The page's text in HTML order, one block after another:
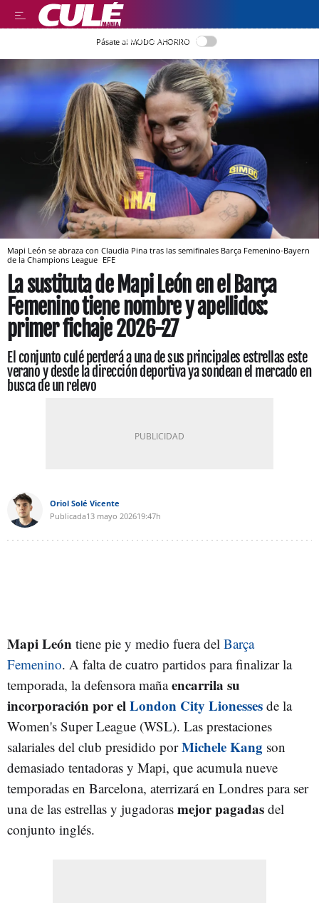
LLEGIR EN CATALÀ
Pásate al MODO AHORRO
Mapi León se abraza con Claudia Pina tras las semifinales Barça Femenino-Bayern
de la Champions League EFE
La sustituta de Mapi León en el Barça
Femenino tiene nombre y apellidos:
primer fichaje 2026-27
El conjunto culé perderá a una de sus principales estrellas este
verano y desde la dirección deportiva ya sondean el mercado en
busca de un relevo
Oriol Solé Vicente
Publicada13 mayo 202619:47h
Mapi León tiene pie y medio fuera del Barça
Femenino. A falta de cuatro partidos para finalizar la
temporada, la defensora mañaencarrila su
incorporación por elLondon City Lionesses de la
Women's Super League (WSL). Las prestaciones
salariales del club presidido porMichele Kang son
demasiado tentadoras y Mapi, que acumula nueve
temporadas en Barcelona, aterrizará en Londres para ser
una de las estrellas y jugadoras mejor pagadas del
conjunto inglés.